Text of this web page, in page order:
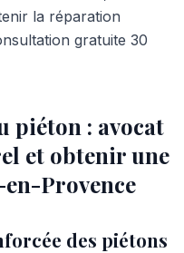
la réparation
gratuite 30
piéton : avocat
et obtenir une
Provence
des piétons